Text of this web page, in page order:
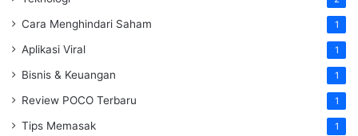
Cara Menghindari Saham 1
Aplikasi Viral 1
Bisnis & Keuangan 1
Review POCO Terbaru 1
Tips Memasak 1